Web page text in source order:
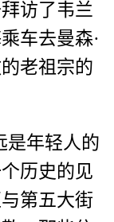
访了韦兰
车去曼森·
老祖宗的
年轻人的
历史的见
第五大街